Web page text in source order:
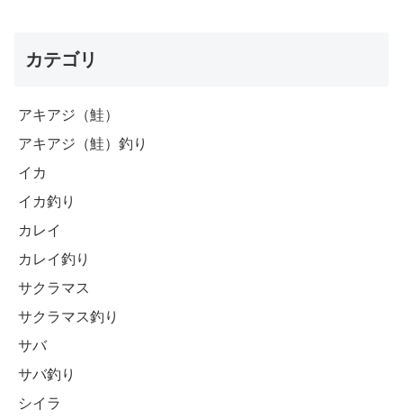
カテゴリ
アキアジ（鮭）
アキアジ（鮭）釣り
イカ
イカ釣り
カレイ
カレイ釣り
サクラマス
サクラマス釣り
サバ
サバ釣り
シイラ